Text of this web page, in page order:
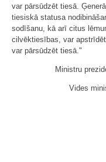
var pārsūdzēt tiesā.
tiesiskā statusa
sodīšanu, kā arī citus
cilvēktiesības, var
var pārsūdzēt tiesā."
Ministru
Vides